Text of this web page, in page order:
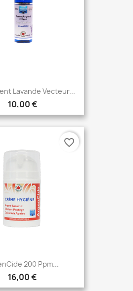
Lavande Vecteur...
10,00 €
200 Ppm...
16,00 €
favorite_border